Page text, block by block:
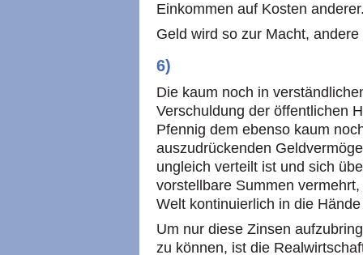
Einkommen auf Kosten
Geld wird so zur Macht,
6)
Die kaum noch in
Verschuldung der öffentlichen
Pfennig dem ebenso kaum
auszudrückenden
ungleich verteilt ist und sich
vorstellbare Summen
Welt kontinuierlich in die
Um nur diese Zinsen
zu können, ist die